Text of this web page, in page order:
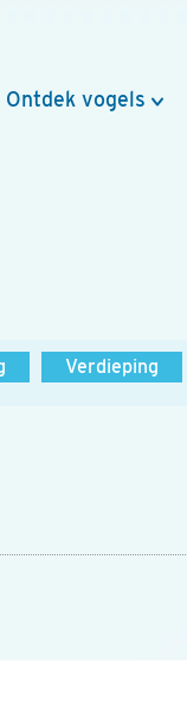
Ontdek vogels
Verdieping